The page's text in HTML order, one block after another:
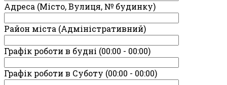
Адреса (Місто, Вулиця, № будинку)
Район міста (Адміністративний)
Графік роботи в будні (00:00 - 00:00)
Графік роботи в Суботу (00:00 - 00:00)